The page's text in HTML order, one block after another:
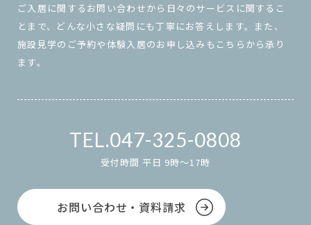
ご入居に関するお問い合わせから日々のサービスに関するこ
とまで、どんな小さな疑問にも丁寧にお答えします。また、
施設見学のご予約や体験入居のお申し込みもこちらから承り
ます。
047-325-0808
受付時間 平日 9時～17時
お問い合わせ・資料請求